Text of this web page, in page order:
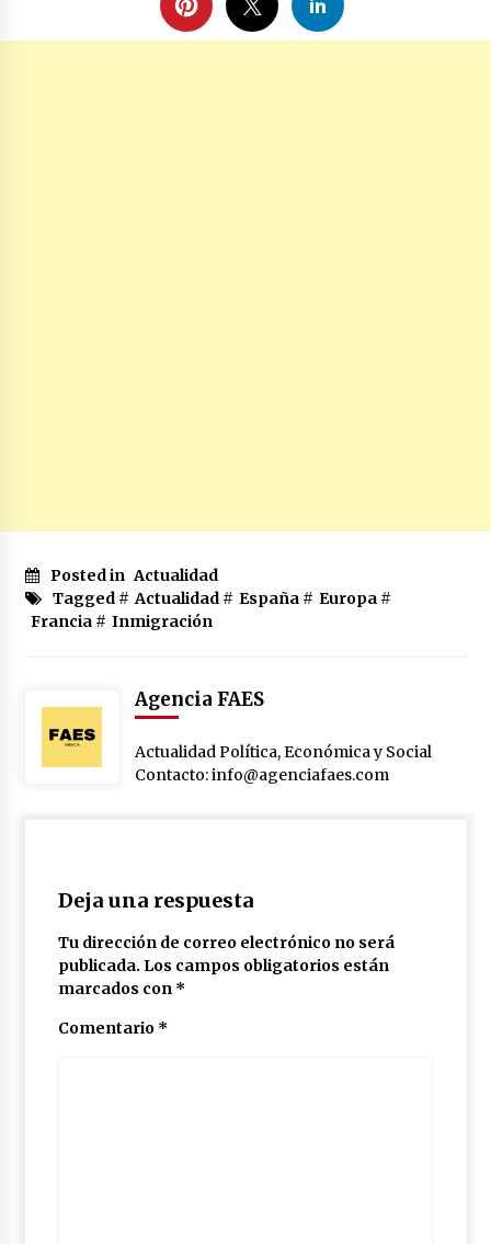
Posted in Actualidad
Tagged # Actualidad# España# Europa#
Francia# Inmigración
Agencia FAES
Actualidad Política, Económica y Social
Contacto: info@agenciafaes.com
Deja una respuesta
Tu dirección de correo electrónico no será
publicada. Los campos obligatorios están
marcados con *
Comentario *